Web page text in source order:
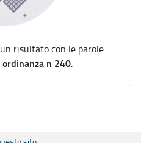
risultato con le parole
ordinanza n 240.